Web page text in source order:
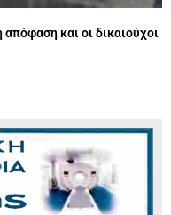
και οι δικαιούχοι